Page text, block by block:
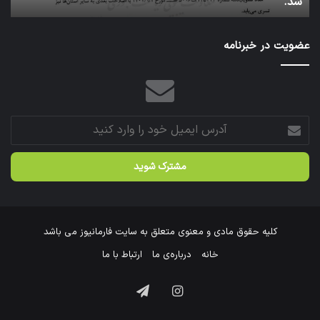
عازم
عالیات
شد.
عضویت در خبرنامه
آدرس
ایمیل
خود
وارد
کلیه حقوق مادی و معنوی متعلق به سایت فارمانیوز می باشد
خانه
درباره‌ی ما ارتباط با ما
اینستاگرام